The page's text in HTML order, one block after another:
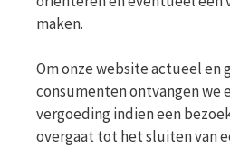
maken.
Om onze website actueel en
consumenten ontvangen we
vergoeding indien een
overgaat tot het sluiten van